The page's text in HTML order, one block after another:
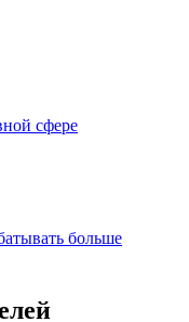
сфере
больше